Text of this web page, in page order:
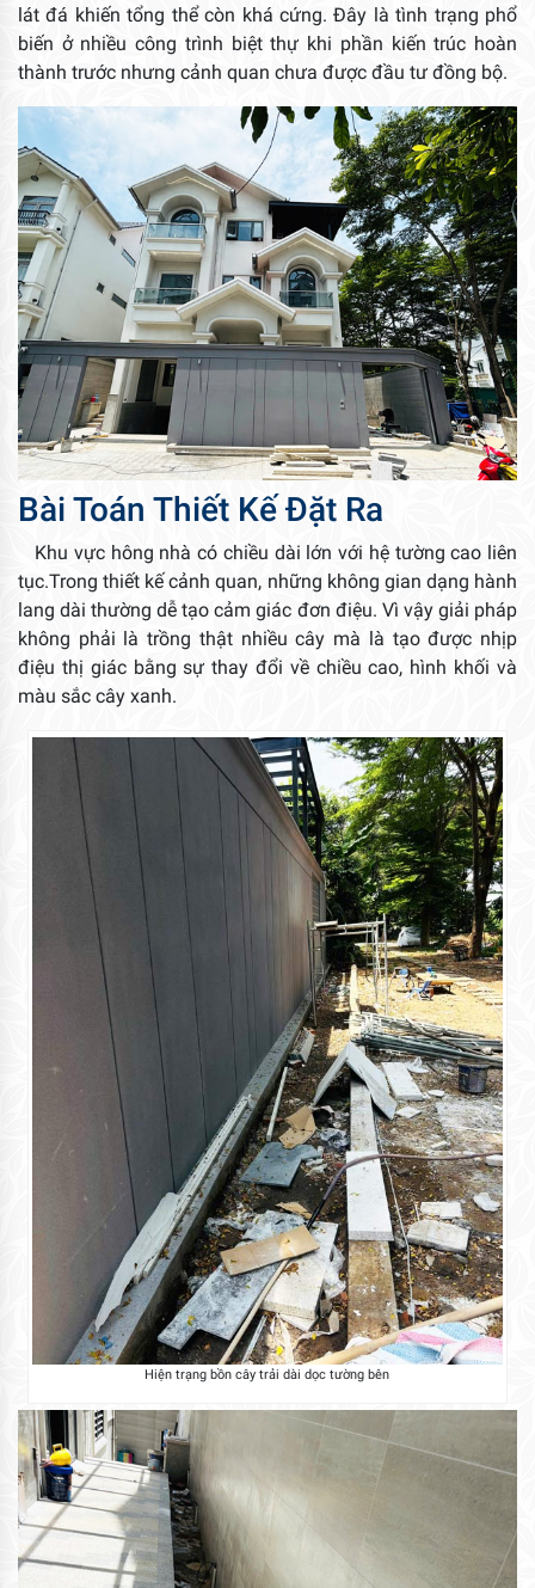
lát đá khiến tổng thể còn khá cứng. Đây là tình trạng phổ
biến ở nhiều công trình biệt thự khi phần kiến trúc hoàn
thành trước nhưng cảnh quan chưa được đầu tư đồng bộ.
Bài Toán Thiết Kế Đặt Ra
Khu vực hông nhà có chiều dài lớn với hệ tường cao liên
tục.Trong thiết kế cảnh quan, những không gian dạng hành
lang dài thường dễ tạo cảm giác đơn điệu. Vì vậy giải pháp
không phải là trồng thật nhiều cây mà là tạo được nhịp
điệu thị giác bằng sự thay đổi về chiều cao, hình khối và
màu sắc cây xanh.
Hiện trạng bồn cây trải dài dọc tường bên